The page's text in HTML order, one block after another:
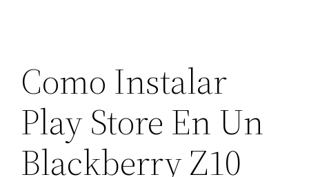
Como Instalar
Play Store En Un
Blackberry Z10